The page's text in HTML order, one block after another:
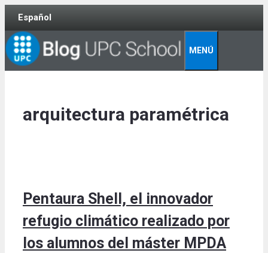
Skip
content
Español
MENÚ
arquitectura paramétrica
Pentaura Shell, el innovador
refugio climático realizado por
los alumnos del máster MPDA